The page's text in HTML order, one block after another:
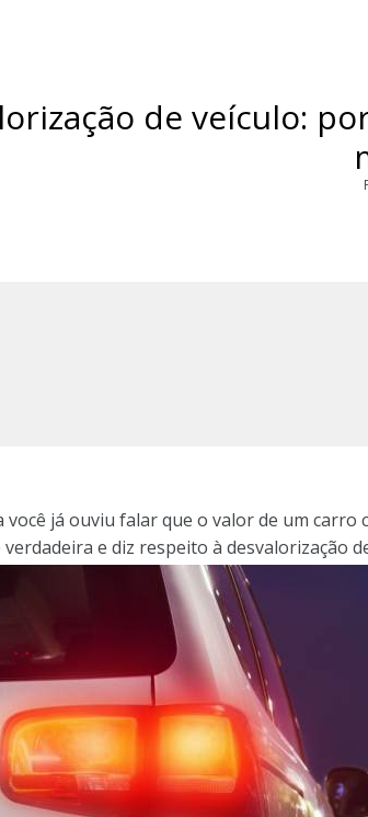
de veículo:
você já ouviu falar que o valor de um carro
e diz respeito à desvalorização